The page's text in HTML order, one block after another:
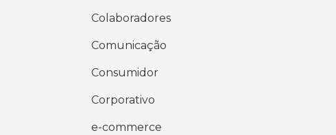
Colaboradores
Comunicação
Consumidor
Corporativo
e-commerce